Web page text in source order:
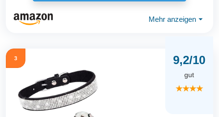
Mehr anzeigen ⏷
3 9,2/10
gut
★★★★